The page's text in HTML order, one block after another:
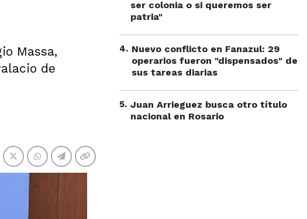
Massa,
de
ser colonia o si queremos ser
patria"
4. Nuevo conflicto en Fanazul: 29
operarios fueron "dispensados" de
sus tareas diarias
5. Juan Arrieguez busca otro título
nacional en Rosario